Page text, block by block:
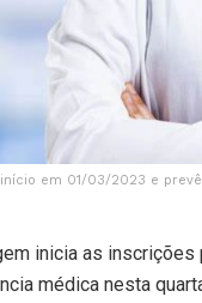
em 01/03/2023 e
inicia as inscrições
médica nesta